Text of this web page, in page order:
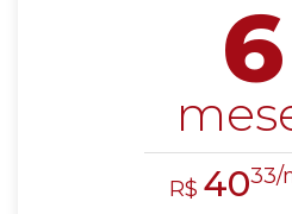
6
R$ 4033/